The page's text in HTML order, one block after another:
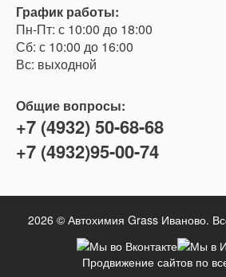
График работы:
Пн-Пт: с 10:00 до 18:00
Сб: с 10:00 до 16:00
Вс: выходной
Общие вопросы:
+7 (4932) 50-68-68
+7 (4932)95-00-74
2026 © Автохимия Grass Иваново.
Продвижение сайтов по